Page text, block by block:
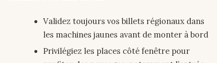
Validez toujours vos billets régionaux dans
les machines jaunes avant de monter à bord
Privilégiez les places côté fenêtre pour